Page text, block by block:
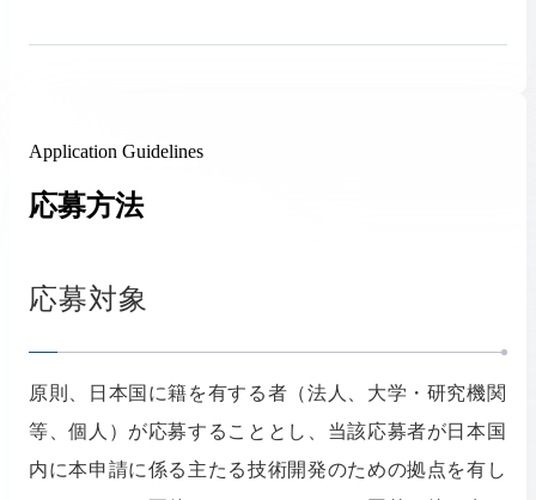
Application Guidelines
応募方法
応募対象
原則、日本国に籍を有する者（法人、大学・研究機関
等、個人）が応募することとし、当該応募者が日本国
内に本申請に係る主たる技術開発のための拠点を有し